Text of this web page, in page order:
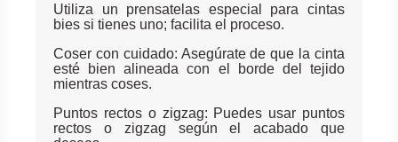
Utiliza un prensatelas especial para cintas
bies si tienes uno; facilita el proceso.
Coser con cuidado: Asegúrate de que la cinta
esté bien alineada con el borde del tejido
mientras coses.
Puntos rectos o zigzag: Puedes usar puntos
rectos o zigzag según el acabado que